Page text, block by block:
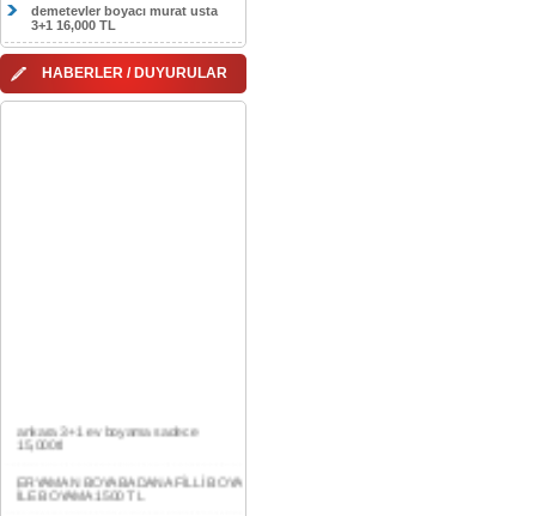
demetevler boyacı murat usta
3+1 16,000 TL
HABERLER / DUYURULAR
ERYAMAN BOYA BADANA FİLLİ BOYA
İLE BOYAMA 1500 TL
filli boya marshall boya dyo boya ile
komple daireleriniz herşey dahil 1500